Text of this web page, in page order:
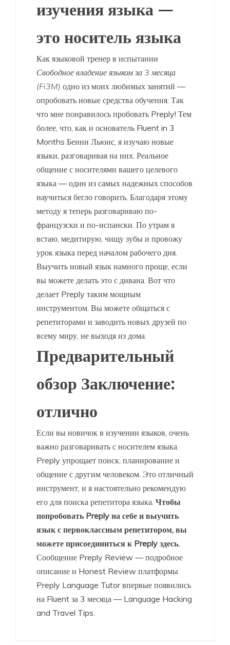
изучения языка —
это носитель языка
Как языковой тренер в испытании
Свободное владение языком за 3 месяца
(Fi3M) одно из моих любимых занятий —
опробовать новые средства обучения. Так
что мне понравилось пробовать Preply! Тем
более, что, как и основатель Fluent in 3
Months Бенни Льюис, я изучаю новые
языки, разговаривая на них. Реальное
общение с носителями вашего целевого
языка — один из самых надежных способов
научиться бегло говорить. Благодаря этому
методу я теперь разговариваю по-
французски и по-испански. По утрам я
встаю, медитирую, чищу зубы и провожу
урок языка перед началом рабочего дня.
Выучить новый язык намного проще, если
вы можете делать это с дивана. Вот что
делает Preply таким мощным
инструментом. Вы можете общаться с
репетиторами и заводить новых друзей по
всему миру, не выходя из дома.
Предварительный
обзор Заключение:
отлично
Если вы новичок в изучении языков, очень
важно разговаривать с носителем языка.
Preply упрощает поиск, планирование и
общение с другим человеком. Это отличный
инструмент, и я настоятельно рекомендую
его для поиска репетитора языка. Чтобы
попробовать Preply на себе и выучить
язык с первоклассным репетитором, вы
можете присоединиться к Preply здесь.
Сообщение Preply Review — подробное
описание и Honest Review платформы
Preply Language Tutor впервые появились
на Fluent за 3 месяца — Language Hacking
and Travel Tips.